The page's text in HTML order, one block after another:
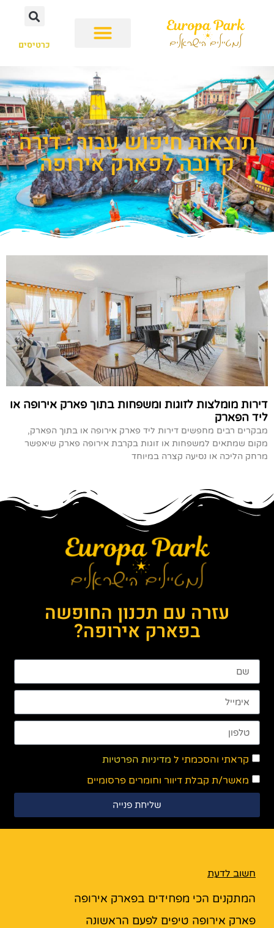
כרטיסים
תוצאות חיפוש עבור : דירה
קרובה לפארק אירופה
דירות מומלצות לזוגות ומשפחות בתוך פארק אירופה או
ליד הפארק
מבקרים רבים מחפשים דירות ליד פארק אירופה או בתוך הפארק,
מקום שמתאים למשפחות או זוגות בקרבת אירופה פארק שיאפשר
מרחק הליכה או נסיעה קצרה במיוחד
עזרה עם תכנון החופשה
בפארק אירופה?
קראתי והסכמתי ל מדיניות הפרטיות
מאשר/ת קבלת דיוור וחומרים פרסומיים
שליחת פנייה
חשוב לדעת
המתקנים הכי מפחידים בפארק אירופה
פארק אירופה טיפים לפעם הראשונה